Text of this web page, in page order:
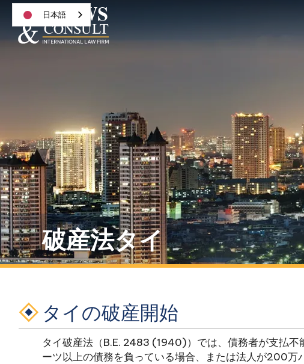
破産法タイ
タイの破産開始
タイ破産法（B.E. 2483 (1940)）では、債務者が支払
ーツ以上の債務を負っている場合、または法人が200万
日本語